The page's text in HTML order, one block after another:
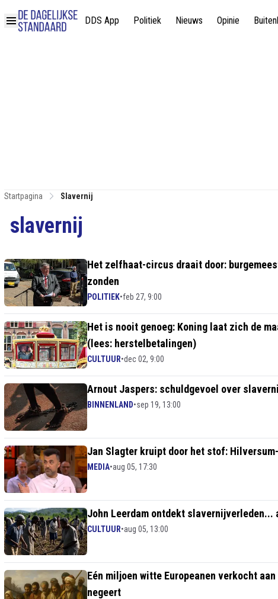
DDS App Politiek Nieuws Opinie
Startpagina Slavernij
slavernij
Het zelfhaat-circus draait door:
zonden
POLITIEK•feb 27, 9:00
Het is nooit genoeg: Koning laat zich de
(lees: herstelbetalingen)
CULTUUR•dec 02, 9:00
Arnout Jaspers: schuldgevoel over
BINNENLAND•sep 19, 13:00
Jan Slagter kruipt door het stof:
MEDIA•aug 05, 17:30
John Leerdam ontdekt slavernijverleden...
CULTUUR•aug 05, 13:00
Eén miljoen witte Europeanen verkocht
negeert